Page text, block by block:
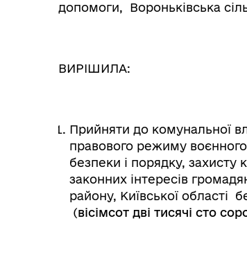
допомоги, Вороньківська
ВИРІШИЛА:
Прийняти до комунальної
правового режиму
безпеки і порядку, захисту
законних інтересів
району, Київської області
(вісімсот дві тисячі сто